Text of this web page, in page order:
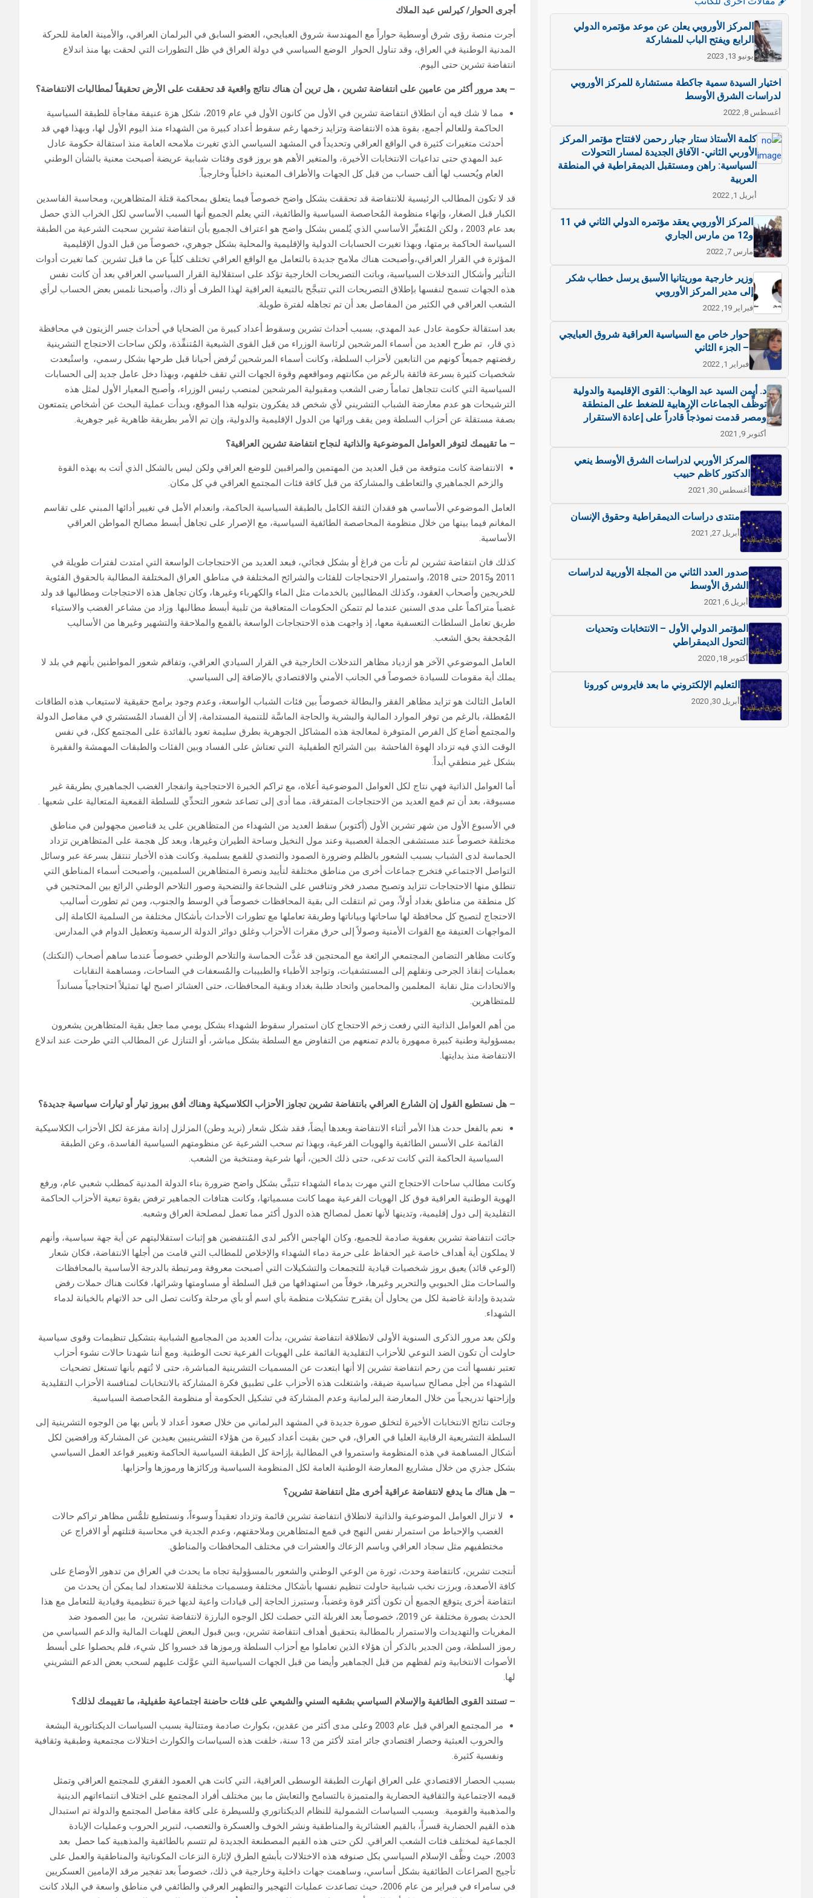
أجرى الحوار/ كيرلس عبد الملاك
أجرت منصة رؤى شرق أوسطية حواراً مع المهندسة شروق العبايجي، العضو السابق في البرلمان العراقي، والأمينة العامة للحركة
المدنية الوطنية في العراق، وقد تناول الحوار الوضع السياسي في دولة العراق في ظل التطورات التي لحقت بها منذ اندلاع
انتفاضة تشرين حتى اليوم.
– بعد مرور أكثر من عامين على انتفاضة تشرين ، هل ترين أن هناك نتائج واقعية قد تحققت على الأرض تحقيقاً لمطالبات الانتفاضة؟
مما لا شك فيه أن انطلاق انتفاضة تشرين في الأول من كانون الأول في عام 2019، شكل هزة عنيفة مفاجأة للطبقة السياسية
الحاكمة وللعالم أجمع، بقوة هذه الانتفاضة وتزايد زخمها رغم سقوط أعداد كبيرة من الشهداء منذ اليوم الأول لها، وبهذا فهي قد
أحدثت متغيرات كثيرة في الواقع العراقي وتحديداً في المشهد السياسي الذي تغيرت ملامحه العامة منذ استقالة حكومة عادل
عبد المهدي حتى تداعيات الانتخابات الأخيرة، والمتغير الأهم هو بروز قوى وفئات شبابية عريضة أصبحت معنية بالشأن الوطني
العام ويُحسب لها ألف حساب من قبل كل الجهات والأطراف المعنية داخلياً وخارجياً.
قد لا تكون المطالب الرئيسية للانتفاضة قد تحققت بشكل واضح خصوصاً فيما يتعلق بمحاكمة قتلة المتظاهرين، ومحاسبة الفاسدين
الكبار قبل الصغار، وإنهاء منظومة المُحاصصة السياسية والطائفية، التي يعلم الجميع أنها السبب الأساسي لكل الخراب الذي حصل
بعد عام 2003 ، ولكن المُتغيِّر الأساسي الذي يُلمس بشكل واضح هو اعتراف الجميع بأن انتفاضة تشرين سحبت الشرعية من الطبقة
السياسة الحاكمة برمتها، وبهذا تغيرت الحسابات الدولية والإقليمية والمحلية بشكل جوهري، خصوصاً من قبل الدول الإقليمية
المؤثرة في القرار العراقي،وأصبحت هناك ملامح جديدة بالتعامل مع الواقع العراقي تختلف كلياً عن ما قبل تشرين. كما تغيرت أدوات
التأثير وأشكال التدخلات السياسية، وباتت التصريحات الخارجية تؤكد على استقلالية القرار السياسي العراقي بعد أن كانت نفس
هذه الجهات تسمح لنفسها بإطلاق التصريحات التي تتبجَّح بالتبعية العراقية لهذا الطرف أو ذاك، وأصبحنا نلمس بعض الحساب لرأي
الشعب العراقي في الكثير من المفاصل بعد أن تم تجاهله لفترة طويلة.
بعد استقالة حكومة عادل عبد المهدي، بسبب أحداث تشرين وسقوط أعداد كبيرة من الضحايا في أحداث جسر الزيتون في محافظة
ذي قار، تم طرح العديد من أسماء المرشحين لرئاسة الوزراء من قبل القوى الشيعية المُتنفِّذة، ولكن ساحات الاحتجاج التشرينية
رفضتهم جميعاً كونهم من التابعين لأحزاب السلطة، وكانت أسماء المرشحين تُرفض أحيانا قبل طرحها بشكل رسمي، واستُبعدت
شخصيات كثيرة بسرعة فائقة بالرغم من مكانتهم ومواقعهم وقوة الجهات التي تقف خلفهم، وبهذا دخل عامل جديد إلى الحسابات
السياسية التي كانت تتجاهل تماماً رضى الشعب ومقبولية المرشحين لمنصب رئيس الوزراء، وأصبح المعيار الأول لمثل هذه
الترشيحات هو عدم معارضة الشباب التشريني لأي شخص قد يفكرون بتوليه هذا الموقع، وبدأت عملية البحث عن أشخاص يتمتعون
بصفة مستقلة عن أحزاب السلطة ومن يقف ورائها من الدول الإقليمية والدولية، وإن تم الأمر بطريقة ظاهرية غير جوهرية.
– ما تقييمك لتوفر العوامل الموضوعية والذاتية لنجاح انتفاضة تشرين العراقية؟
الانتفاضة كانت متوقعة من قبل العديد من المهتمين والمراقبين للوضع العراقي ولكن ليس بالشكل الذي أتت به بهذه القوة
والزخم الجماهيري والتعاطف والمشاركة من قبل كافة فئات المجتمع العراقي في كل مكان.
العامل الموضوعي الأساسي هو فقدان الثقة الكامل بالطبقة السياسية الحاكمة، وانعدام الأمل في تغيير أدائها المبني على تقاسم
المغانم فيما بينها من خلال منظومة المحاصصة الطائفية السياسية، مع الإصرار على تجاهل أبسط مصالح المواطن العراقي
الأساسية.
كذلك فان انتفاضة تشرين لم تأت من فراغ أو بشكل فجائي، فبعد العديد من الاحتجاجات الواسعة التي امتدت لفترات طويلة في
2011 و2015 حتى 2018، واستمرار الاحتجاجات للفئات والشرائح المختلفة في مناطق العراق المختلفة المطالبة بالحقوق الفئوية
للخريجين وأصحاب العقود، وكذلك المطالبين بالخدمات مثل الماء والكهرباء وغيرها، وكان تجاهل هذه الاحتجاجات ومطالبها قد ولد
غضباً متراكماً على مدى السنين عندما لم تتمكن الحكومات المتعاقبة من تلبية أبسط مطالبها. وزاد من مشاعر الغضب والاستياء
طريق تعامل السلطات التعسفية معها، إذ واجهت هذه الاحتجاجات الواسعة بالقمع والملاحقة والتشهير وغيرها من الأساليب
المُجحفة بحق الشعب.
العامل الموضوعي الآخر هو ازدياد مظاهر التدخلات الخارجية في القرار السيادي العراقي، وتفاقم شعور المواطنين بأنهم في بلد لا
يملك أية مقومات للسيادة خصوصاً في الجانب الأمني والاقتصادي بالإضافة إلى السياسي.
العامل الثالث هو تزايد مظاهر الفقر والبطالة خصوصاً بين فئات الشباب الواسعة، وعدم وجود برامج حقيقية لاستيعاب هذه الطاقات
المُعطلة، بالرغم من توفر الموارد المالية والبشرية والحاجة الماسَّة للتنمية المستدامة، إلا أن الفساد المُستشري في مفاصل الدولة
والمجتمع أضاع كل الفرص المتوفرة لمعالجة هذه المشاكل الجوهرية بطرق سليمة تعود بالفائدة على المجتمع ككل، في نفس
الوقت الذي فيه تزداد الهوة الفاحشة بين الشرائح الطفيلية التي تعتاش على الفساد وبين الفئات والطبقات المهمشة والفقيرة
بشكل غير منطقي أبداً.
أما العوامل الذاتية فهي نتاج لكل العوامل الموضوعية أعلاه، مع تراكم الخبرة الاحتجاجية وانفجار الغضب الجماهيري بطريقة غير
مسبوقة، بعد أن تم قمع العديد من الاحتجاجات المتفرقة، مما أدى إلى تصاعد شعور التحدِّي للسلطة القمعية المتعالية على شعبها .
في الأسبوع الأول من شهر تشرين الأول (أكتوبر) سقط العديد من الشهداء من المتظاهرين على يد قناصين مجهولين في مناطق
مختلفة خصوصاً عند مستشفى الجملة العصبية وعند مول النخيل وساحة الطيران وغيرها، وبعد كل هجمة على المتظاهرين تزداد
الحماسة لدى الشباب بسبب الشعور بالظلم وضرورة الصمود والتصدي للقمع بسلمية. وكانت هذه الأخبار تنتقل بسرعة عبر وسائل
التواصل الاجتماعي فتخرج جماعات أخرى من مناطق مختلفة لتأييد ونصرة المتظاهرين السلميين، وأصبحت أسماء المناطق التي
تنطلق منها الاحتجاجات تتزايد وتصبح مصدر فخر وتنافس على الشجاعة والتضحية وصور التلاحم الوطني الرائع بين المحتجين في
كل منطقة من مناطق بغداد أولاً، ومن ثم انتقلت الى بقية المحافظات خصوصاً في الوسط والجنوب، ومن ثم تطورت أساليب
الاحتجاج لتصبح كل محافظة لها ساحاتها وبياناتها وطريقة تعاملها مع تطورات الأحداث بأشكال مختلفة من السلمية الكاملة إلى
المواجهات العنيفة مع القوات الأمنية وصولاً إلى حرق مقرات الأحزاب وغلق دوائر الدولة الرسمية وتعطيل الدوام في المدارس.
وكانت مظاهر التضامن المجتمعي الرائعة مع المحتجين قد غذَّت الحماسة والتلاحم الوطني خصوصاً عندما ساهم أصحاب (التكتك)
بعمليات إنقاذ الجرحى ونقلهم إلى المستشفيات، وتواجد الأطباء والطبيبات والمُسعفات في الساحات، ومساهمة النقابات
والاتحادات مثل نقابة المعلمين والمحامين واتحاد طلبة بغداد وبقية المحافظات، حتى العشائر اصبح لها تمثيلاً احتجاجياً مسانداً
للمتظاهرين.
من أهم العوامل الذاتية التي رفعت زخم الاحتجاج كان استمرار سقوط الشهداء بشكل يومي مما جعل بقية المتظاهرين يشعرون
بمسؤولية وطنية كبيرة ممهورة بالدم تمنعهم من التفاوض مع السلطة بشكل مباشر، أو التنازل عن المطالب التي طرحت عند اندلاع
الانتفاضة منذ بدايتها.
– هل نستطيع القول إن الشارع العراقي بانتفاضة تشرين تجاوز الأحزاب الكلاسيكية وهناك أفق ببروز تيار أو تيارات سياسية جديدة؟
نعم بالفعل حدث هذا الأمر أثناء الانتفاضة وبعدها أيضاً، فقد شكل شعار (نريد وطن) المزلزل إدانة مفزعة لكل الأحزاب الكلاسيكية
القائمة على الأسس الطائفية والهويات الفرعية، وبهذا تم سحب الشرعية عن منظومتهم السياسية الفاسدة، وعن الطبقة
السياسية الحاكمة التي كانت تدعى، حتى ذلك الحين، أنها شرعية ومنتخبة من الشعب.
وكانت مطالب ساحات الاحتجاج التي مهرت بدماء الشهداء تتبنَّى بشكل واضح ضرورة بناء الدولة المدنية كمطلب شعبي عام، ورفع
الهوية الوطنية العراقية فوق كل الهويات الفرعية مهما كانت مسمياتها، وكانت هتافات الجماهير ترفض بقوة تبعية الأحزاب الحاكمة
التقليدية إلى دول إقليمية، وتدينها لأنها تعمل لمصالح هذه الدول أكثر مما تعمل لمصلحة العراق وشعبه.
جائت انتفاضة تشرين بعفوية صادمة للجميع، وكان الهاجس الأكبر لدى المُنتفضين هو إثبات استقلاليتهم عن أية جهة سياسية، وأنهم
لا يملكون أية أهداف خاصة غير الحفاظ على حرمة دماء الشهداء والإخلاص للمطالب التي قامت من أجلها الانتفاضة، فكان شعار
(الوعي قائد) يعيق بروز شخصيات قيادية للتجمعات والتشكيلات التي أصبحت معروفة ومرتبطة بالدرجة الأساسية بالمحافظات
والساحات مثل الحبوبي والتحرير وغيرها، خوفاً من استهدافها من قبل السلطة أو مساومتها وشرائها، فكانت هناك حملات رفض
شديدة وإدانة غاضبة لكل من يحاول أن يقترح تشكيلات منظمة بأي اسم أو بأي مرحلة وكانت تصل الى حد الاتهام بالخيانة لدماء
الشهداء.
ولكن بعد مرور الذكرى السنوية الأولى لانطلاقة انتفاضة تشرين، بدأت العديد من المجاميع الشبابية بتشكيل تنظيمات وقوى سياسية
حاولت أن تكون الضد النوعي للأحزاب التقليدية القائمة على الهويات الفرعية تحت الوطنية. ومع أننا شهدنا حالات نشوء أحزاب
تعتبر نفسها أتت من رحم انتفاضة تشرين إلا أنها ابتعدت عن المسميات التشرينية المباشرة، حتى لا تُتهم بأنها تستغل تضحيات
الشهداء من أجل مصالح سياسية ضيقة، واشتغلت هذه الأحزاب على تطبيق فكرة المشاركة بالانتخابات لمنافسة الأحزاب التقليدية
وإزاحتها تدريجياً من خلال المعارضة البرلمانية وعدم المشاركة في تشكيل الحكومة أو منظومة المُحاصصة السياسية.
وجائت نتائج الانتخابات الأخيرة لتخلق صورة جديدة في المشهد البرلماني من خلال صعود أعداد لا بأس بها من الوجوه التشرينية إلى
السلطة التشريعية الرقابية العليا في العراق، في حين بقيت أعداد كبيرة من هؤلاء التشرينيين بعيدين عن المشاركة ورافضين لكل
أشكال المساهمة في هذه المنظومة واستمروا في المطالبة بإزاحة كل الطبقة السياسية الحاكمة وتغيير قواعد العمل السياسي
بشكل جذري من خلال مشاريع المعارضة الوطنية العامة لكل المنظومة السياسية وركائزها ورموزها وأحزابها.
– هل هناك ما يدفع لانتفاضة عراقية أخرى مثل انتفاضة تشرين؟
لا تزال العوامل الموضوعية والذاتية لانطلاق انتفاضة تشرين قائمة وتزداد تعقيداً وسوءاً، ونستطيع تلمُّس مظاهر تراكم حالات
الغضب والإحباط من استمرار نفس النهج في قمع المتظاهرين وملاحقتهم، وعدم الجدية في محاسبة قتلتهم أو الافراج عن
مختطفيهم مثل سجاد العراقي وباسم الزعاك والعشرات في مختلف المحافظات والمناطق.
أنتجت تشرين، كانتفاضة وحدث، ثورة من الوعي الوطني والشعور بالمسؤولية تجاه ما يحدث في العراق من تدهور الأوضاع على
كافة الأصعدة، وبرزت نخب شبابية حاولت تنظيم نفسها بأشكال مختلفة ومسميات مختلفة للاستعداد لما يمكن أن يحدث من
انتفاضة أخرى يتوقع الجميع أن تكون أكثر قوة وغضباً، وستبرز الحاجة إلى قيادات واعية لديها خبرة تنظيمية وقيادية للتعامل مع هذا
الحدث بصورة مختلفة عن 2019، خصوصاً بعد الغربلة التي حصلت لكل الوجوه البارزة لانتفاضة تشرين، ما بين الصمود ضد
المغريات والتهديدات والاستمرار بالمطالبة بتحقيق أهداف انتفاضة تشرين، وبين قبول البعض للهبات المالية والدعم السياسي من
رموز السلطة، ومن الجدير بالذكر أن هؤلاء الذين تعاملوا مع أحزاب السلطة ورموزها قد خسروا كل شيء، فلم يحصلوا على أبسط
الأصوات الانتخابية وتم لفظهم من قبل الجماهير وأيضا من قبل الجهات السياسية التي عوَّلت عليهم لسحب بعض الدعم التشريني
لها.
–تستند القوى الطائفية والإسلام السياسي بشقيه السني والشيعي على فئات حاضنة اجتماعية طفيلية، ما تقييمك لذلك؟
مر المجتمع العراقي قبل عام 2003 وعلى مدى أكثر من عقدين، بكوارث صادمة ومتتالية بسبب السياسات الديكتاتورية البشعة
والحروب العبثية وحصار اقتصادي جائر امتد لأكثر من 13 سنة، خلفت هذه السياسات والكوارث اختلالات مجتمعية وطبقية وثقافية
ونفسية كثيرة.
بسبب الحصار الاقتصادي على العراق انهارت الطبقة الوسطى العراقية، التي كانت هي العمود الفقري للمجتمع العراقي وتمثل
قيمه الاجتماعية والثقافية الحضارية والمتميزة بالتسامح والتعايش ما بين مختلف أفراد المجتمع على اختلاف انتماءاتهم الدينية
والمذهبية والقومية. وبسبب السياسات الشمولية للنظام الديكتاتوري وللسيطرة على كافة مفاصل المجتمع والدولة تم استبدال
هذه القيم الحضارية قسراً، بالقيم العشائرية والمناطقية ونشر الخوف والعسكرة والتعصب، لتبرير الحروب وعمليات الإبادة
الجماعية لمختلف فئات الشعب العراقي. لكن حتى هذه القيم المصطنعة الجديدة لم تتسم بالطائفية والمذهبية كما حصل بعد
2003، حيث وظَّف الإسلام السياسي بكل صنوفه هذه الاختلالات بأبشع الطرق لإثارة النزعات المكوناتية والمناطقية والعمل على
تأجيج الصراعات الطائفية بشكل أساسي، وساهمت جهات داخلية وخارجية في ذلك، خصوصاً بعد تفجير مرقد الإمامين العسكريين
في سامراء في فبراير من عام 2006، حيث تصاعدت عمليات التهجير والتطهير العرقي والطائفي في مناطق واسعة في البلاد كانت
المركز الأوروبي يعلن عن موعد مؤتمره الدولي
الرابع ويفتح الباب للمشاركة
يونيو 13, 2023
اختيار السيدة سمية جاكطة مستشارة للمركز الأوروبي
لدراسات الشرق الأوسط
أغسطس 8, 2022
كلمة الأستاذ ستار جبار رحمن لافتتاح مؤتمر المركز
الأوربي الثاني- الآفاق الجديدة لمسار التحولات
السياسية: راهن ومستقبل الديمقراطية في المنطقة
العربية
أبريل 1, 2022
المركز الأوروبي يعقد مؤتمره الدولي الثاني في 11
و12 من مارس الجاري
مارس 7, 2022
وزير خارجية موريتانيا الأسبق يرسل خطاب شكر
إلى مدير المركز الأوروبي
فبراير 19, 2022
حوار خاص مع السياسية العراقية شروق العبايجي
– الجزء الثاني
فبراير 1, 2022
د. أيمن السيد عبد الوهاب: القوى الإقليمية والدولية
توظِّف الجماعات الإرهابية للضغط على المنطقة
ومصر قدمت نموذجاً قادراً على إعادة الاستقرار
أكتوبر 9, 2021
المركز الأوربي لدراسات الشرق الأوسط ينعي
الدكتور كاظم حبيب
أغسطس 30, 2021
منتدى دراسات الديمقراطية وحقوق الإنسان
أبريل 27, 2021
صدور العدد الثاني من المجلة الأوربية لدراسات
الشرق الأوسط
أبريل 6, 2021
المؤتمر الدولي الأول – الانتخابات وتحديات
التحول الديمقراطي
أكتوبر 18, 2020
التعليم الإلكتروني ما بعد فايروس كورونا
أبريل 30, 2020